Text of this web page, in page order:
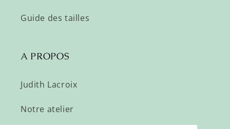
Guide des tailles
A PROPOS
Judith Lacroix
Notre atelier